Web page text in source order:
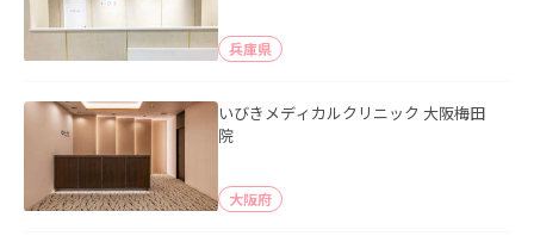
兵庫県
いびきメディカルクリニック 大阪梅田
院
大阪府